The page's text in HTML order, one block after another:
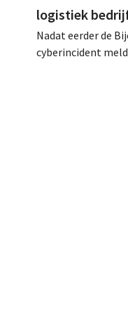
logistiek
Nadat eerder de
cyberincident